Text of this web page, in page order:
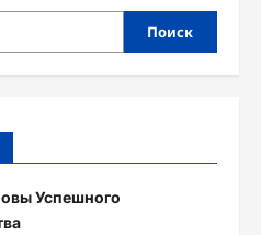
Поиск
Успешного